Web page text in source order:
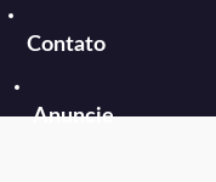
Contato
Anuncie